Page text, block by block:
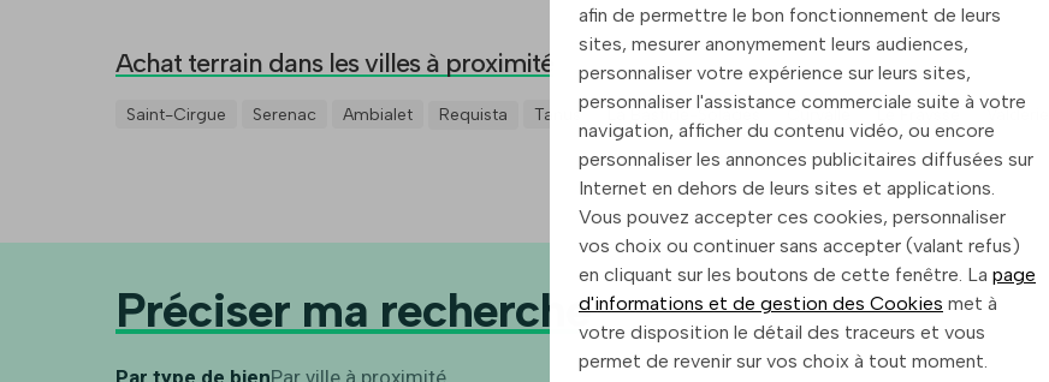
Achat terrain dans les villes à proximité
Saint-Cirgue Serenac Ambialet Requista Tanus La Bastide-Solages Curvalle Le Fraysse Valderies
Préciser ma recherche
afin de permettre le bon fonctionnement de leurs
sites, mesurer anonymement leurs audiences,
personnaliser votre expérience sur leurs sites,
personnaliser l'assistance commerciale suite à votre
navigation, afficher du contenu vidéo, ou encore
personnaliser les annonces publicitaires diffusées sur
Internet en dehors de leurs sites et applications.
Vous pouvez accepter ces cookies, personnaliser
vos choix ou continuer sans accepter (valant refus)
en cliquant sur les boutons de cette fenêtre. La page
d'informations et de gestion des Cookies met à
votre disposition le détail des traceurs et vous
permet de revenir sur vos choix à tout moment.